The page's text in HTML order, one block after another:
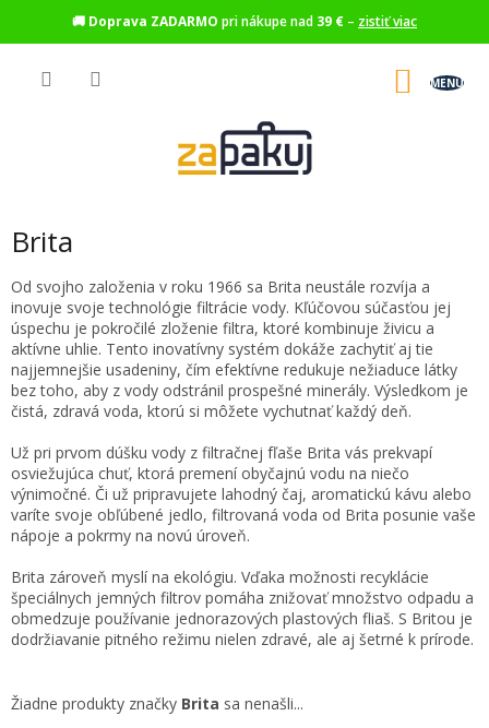
🚚 Doprava ZADARMO pri nákupe nad 39 € – zistiť viac
Brita
Od svojho založenia v roku 1966 sa Brita neustále rozvíja a
inovuje svoje technológie filtrácie vody. Kľúčovou súčasťou jej
úspechu je pokročilé zloženie filtra, ktoré kombinuje živicu a
aktívne uhlie. Tento inovatívny systém dokáže zachytiť aj tie
najjemnejšie usadeniny, čím efektívne redukuje nežiaduce látky
bez toho, aby z vody odstránil prospešné minerály. Výsledkom je
čistá, zdravá voda, ktorú si môžete vychutnať každý deň.
Už pri prvom dúšku vody z filtračnej fľaše Brita vás prekvapí
osviežujúca chuť, ktorá premení obyčajnú vodu na niečo
výnimočné. Či už pripravujete lahodný čaj, aromatickú kávu alebo
varíte svoje obľúbené jedlo, filtrovaná voda od Brita posunie vaše
nápoje a pokrmy na novú úroveň.
Brita zároveň myslí na ekológiu. Vďaka možnosti recyklácie
špeciálnych jemných filtrov pomáha znižovať množstvo odpadu a
obmedzuje používanie jednorazových plastových fliaš. S Britou je
dodržiavanie pitného režimu nielen zdravé, ale aj šetrné k prírode.
Žiadne produkty značky Brita sa nenašli...